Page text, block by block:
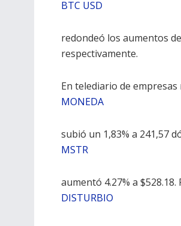
BTC USD
redondeó los aumentos
respectivamente.
En telediario de
MONEDA
subió un 1,83% a 241,57
MSTR
aumentó 4.27% a
DISTURBIO